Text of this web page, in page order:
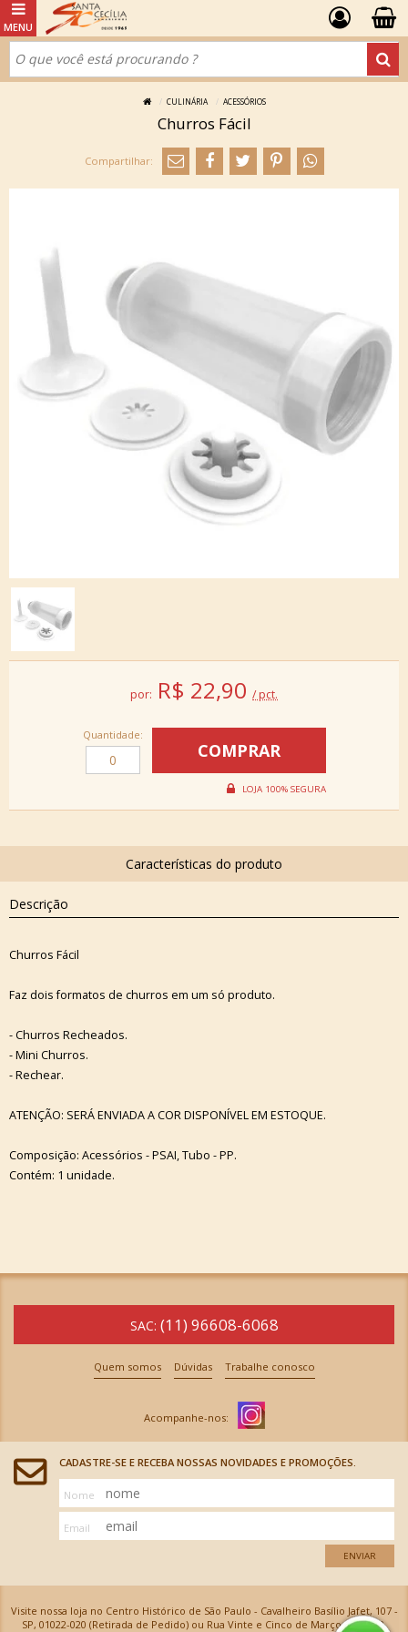
CULINÁRIA ACESSÓRIOS
Churros Fácil
por: R$ 22,90 / pct.
Quantidade:
Descrição
Churros Fácil
Faz dois formatos de churros em um só produto.
- Churros Recheados.
- Mini Churros.
- Rechear.
ATENÇÃO: SERÁ ENVIADA A COR DISPONÍVEL EM ESTOQUE.
Composição: Acessórios - PSAI, Tubo - PP.
Contém: 1 unidade.
SAC: (11) 96608-6068
Quem somos Dúvidas Trabalhe conosco
CADASTRE-SE E RECEBA NOSSAS NOVIDADES E PROMOÇÕES.
Nome
Email
ENVIAR
Visite nossa loja no Centro Histórico de São Paulo - Cavalheiro Basílio Jafet, 107 -
SP, 01022-020 (Retirada de Pedido) ou Rua Vinte e Cinco de Março, 576 - SP,